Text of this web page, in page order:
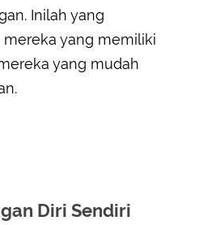
Inilah yang
yang memiliki
yang mudah
Diri Sendiri